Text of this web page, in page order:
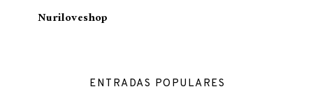
Nuriloveshop
ENTRADAS POPULARES